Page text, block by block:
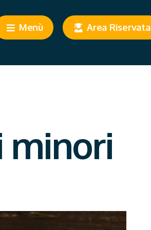
Menù Area Riservata
minori